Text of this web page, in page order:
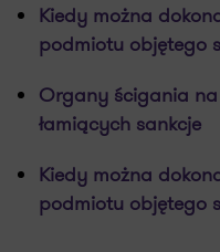
Kiedy można
podmiotu objętego
Organy ścigania
łamiących sankcje
Kiedy można
podmiotu objętego